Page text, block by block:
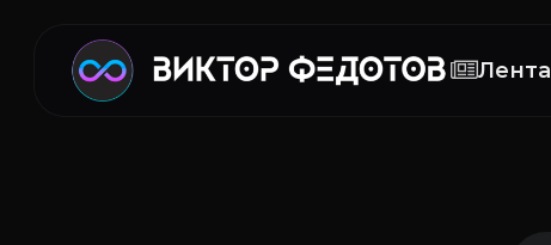
Лента